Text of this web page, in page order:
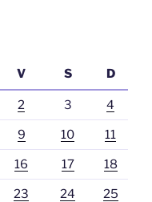
V S D
2 3 4
9 10 11
16 17 18
23 24 25